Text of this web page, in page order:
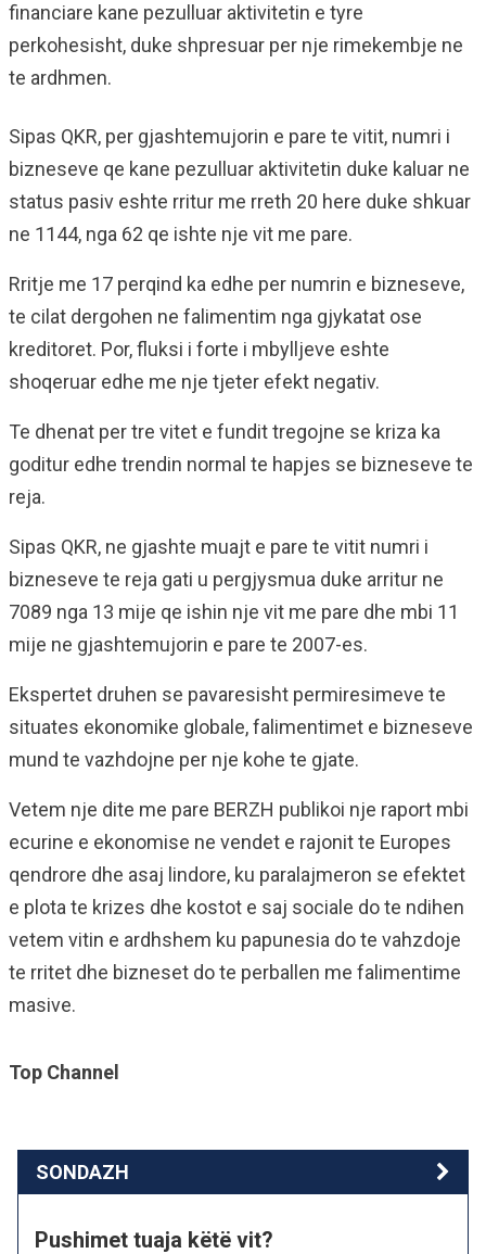
financiare kane pezulluar aktivitetin e tyre
perkohesisht, duke shpresuar per nje rimekembje ne
te ardhmen.
Sipas QKR, per gjashtemujorin e pare te vitit, numri i
bizneseve qe kane pezulluar aktivitetin duke kaluar ne
status pasiv eshte rritur me rreth 20 here duke shkuar
ne 1144, nga 62 qe ishte nje vit me pare.
Rritje me 17 perqind ka edhe per numrin e bizneseve,
te cilat dergohen ne falimentim nga gjykatat ose
kreditoret. Por, fluksi i forte i mbylljeve eshte
shoqeruar edhe me nje tjeter efekt negativ.
Te dhenat per tre vitet e fundit tregojne se kriza ka
goditur edhe trendin normal te hapjes se bizneseve te
reja.
Sipas QKR, ne gjashte muajt e pare te vitit numri i
bizneseve te reja gati u pergjysmua duke arritur ne
7089 nga 13 mije qe ishin nje vit me pare dhe mbi 11
mije ne gjashtemujorin e pare te 2007-es.
Ekspertet druhen se pavaresisht permiresimeve te
situates ekonomike globale, falimentimet e bizneseve
mund te vazhdojne per nje kohe te gjate.
Vetem nje dite me pare BERZH publikoi nje raport mbi
ecurine e ekonomise ne vendet e rajonit te Europes
qendrore dhe asaj lindore, ku paralajmeron se efektet
e plota te krizes dhe kostot e saj sociale do te ndihen
vetem vitin e ardhshem ku papunesia do te vahzdoje
te rritet dhe bizneset do te perballen me falimentime
masive.
Top Channel
SONDAZH
Pushimet tuaja këtë vit?